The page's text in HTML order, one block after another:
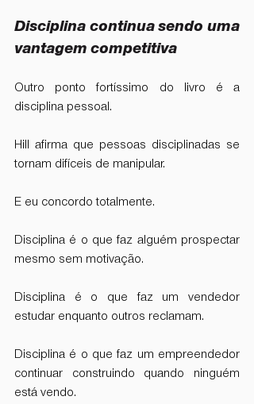
Disciplina continua sendo uma
vantagem competitiva
Outro ponto fortíssimo do livro é a
disciplina pessoal.
Hill afirma que pessoas disciplinadas se
tornam difíceis de manipular.
E eu concordo totalmente.
Disciplina é o que faz alguém prospectar
mesmo sem motivação.
Disciplina é o que faz um vendedor
estudar enquanto outros reclamam.
Disciplina é o que faz um empreendedor
continuar construindo quando ninguém
está vendo.